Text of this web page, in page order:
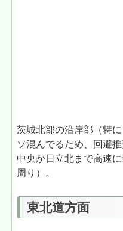
茨城北部の沿岸部（特
ソ混んでるため、回避
中央か日立北まで高速
周り）。
東北道方面